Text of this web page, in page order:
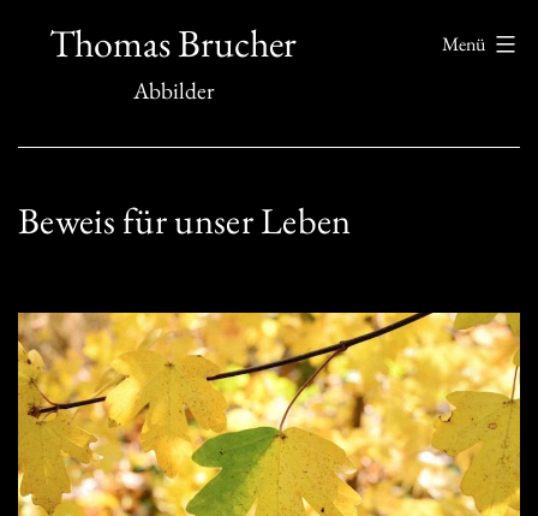
InhaltThomas Brucher
Abbilder
Menü
Beweis für unser Leben